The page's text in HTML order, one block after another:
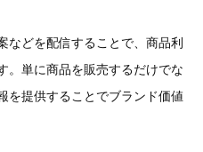
などを配信することで、商品利
。単に商品を販売するだけでな
を提供することでブランド価値